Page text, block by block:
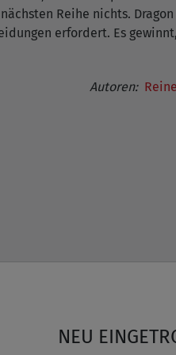
Reihe nichts.
erfordert. Es
Autoren:
NEU